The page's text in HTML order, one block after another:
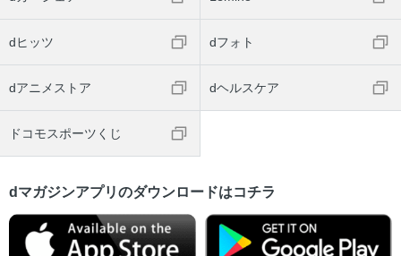
dヒッツ dフォト
dアニメストア dヘルスケア
ドコモスポーツくじ
dマガジンアプリのダウンロードはコチラ